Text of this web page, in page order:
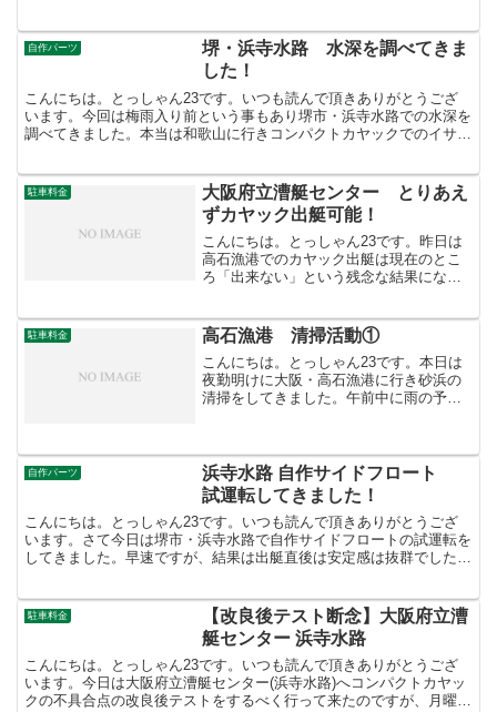
自作パーツ
堺・浜寺水路 水深を調べてきま
した！
こんにちは。とっしゃん23です。いつも読んで頂きありがとうござ
います。今回は梅雨入り前という事もあり堺市・浜寺水路での水深を
調べてきました。本当は和歌山に行きコンパクトカヤックでのイサキ
駐車料金
大阪府立漕艇センター とりあえ
ずカヤック出艇可能！
こんにちは。とっしゃん23です。昨日は
高石漁港でのカヤック出艇は現在のとこ
ろ「出来ない」という残念な結果になっ
「大阪府立漕艇センター」にカヤックの
出艇が出来るかどうかを問...
駐車料金 高石漁港 清掃活動①
こんにちは。とっしゃん23です。本日は
夜勤明けに大阪・高石漁港に行き砂浜の
清掃をしてきました。午前中に雨の予報
出来る可能性が有る数少ない場所なので
大切にしていきたいと思...
自作パーツ
浜寺水路 自作サイドフロート
試運転してきました！
こんにちは。とっしゃん23です。いつも読んで頂きありがとうござ
います。さて今日は堺市・浜寺水路で自作サイドフロートの試運転を
してきました。早速ですが、結果は出艇直後は安定感は抜群でしたが
駐車料金
【改良後テスト断念】大阪府立漕
艇センター 浜寺水路
こんにちは。とっしゃん23です。いつも読んで頂きありがとうござ
います。今日は大阪府立漕艇センター(浜寺水路)へコンパクトカヤッ
クの不具合点の改良後テストをするべく行って来たのですが、月曜日